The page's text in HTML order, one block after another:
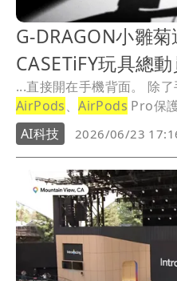
G-DRAGON小雛菊
CASETiFY玩具總
...直接
AirPods、AirPods Pro保
AI科技
2026/06/23